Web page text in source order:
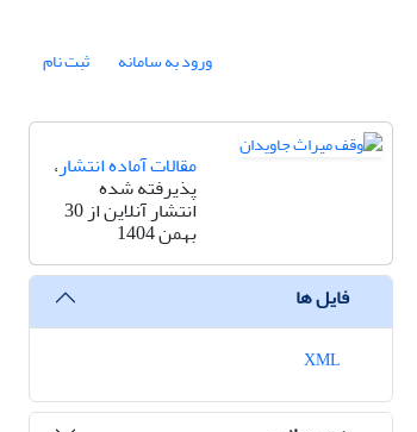
ورود به سامانه ثبت نام
مقالات آماده انتشار،
پذیرفته شده
انتشار آنلاین از 30
بهمن 1404
فایل ها